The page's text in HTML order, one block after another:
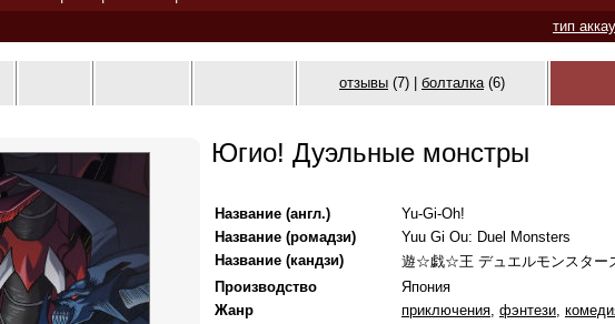
тип
отзывы (7) | болталка(6)
Югио! Дуэльные монстры
Название (англ.)
Yu-Gi-Oh!
Название (ромадзи)
Yuu Gi Ou: Duel Monsters
Название (кандзи)
遊☆戯☆王 デュエルモンスター
Производство
Япония
Жанр
приключения, фэнтези,